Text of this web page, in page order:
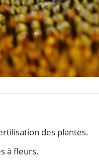
des plantes.
à fleurs.